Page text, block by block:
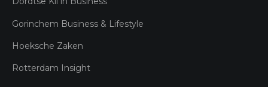
Gorinchem Business & Lifestyle
Hoeksche Zaken
Rotterdam Insight